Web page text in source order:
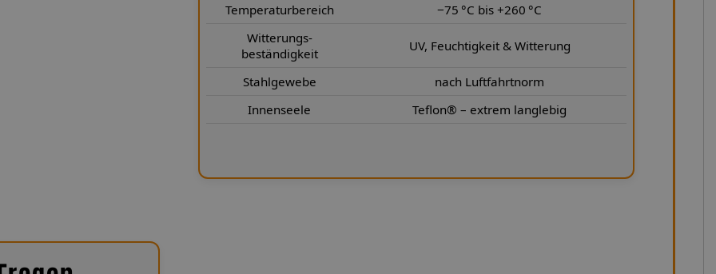
Temperaturbereich
−75 °C bis +260 °C
Witterungs-
beständigkeit
UV, Feuchtigkeit & Witterung
Stahlgewebe
nach Luftfahrtnorm
Innenseele
Teflon® – extrem langlebig